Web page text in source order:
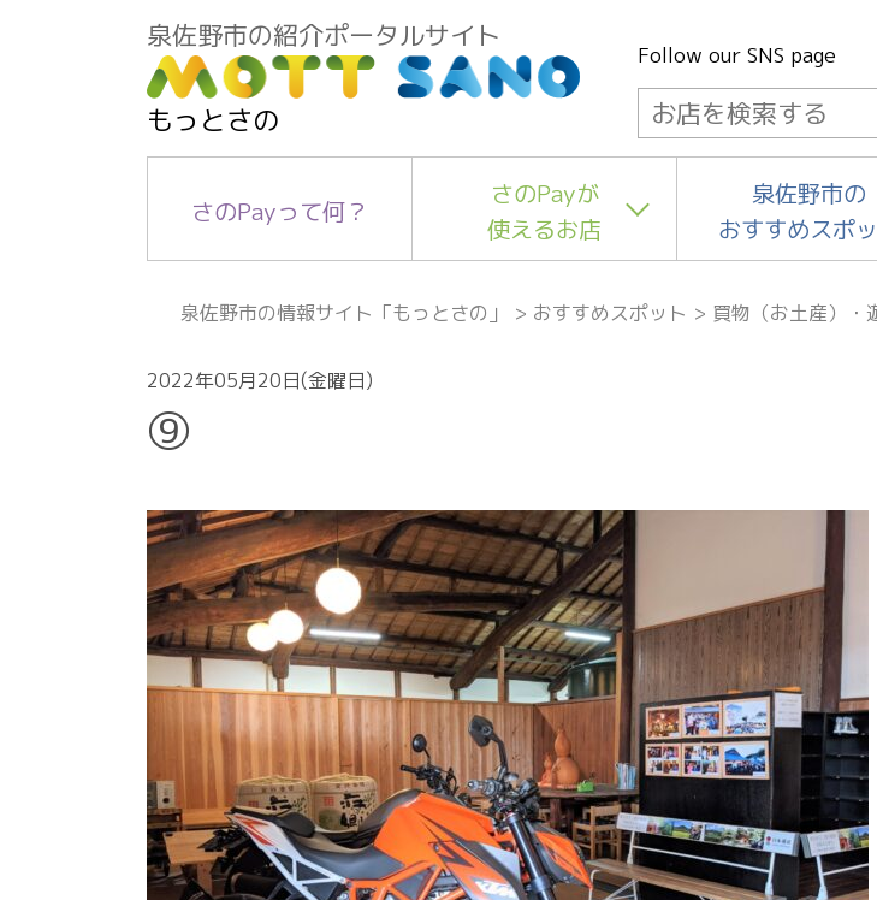
泉佐野市の紹介ポータルサイト
もっとさの
Follow our SNS page
さのPayって何？
さのPayが
使えるお店
泉佐野市の
おすすめスポ
泉佐野市の情報サイト「もっとさの」 > おすすめスポット > 買物（お土産）・
2022年05月20日(金曜日)
⑨